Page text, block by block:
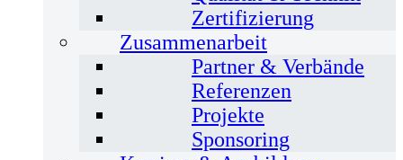
Zertifizierung
Zusammenarbeit
Partner & Verbände
Referenzen
Projekte
Sponsoring